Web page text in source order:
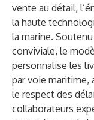
vente au détail,
la haute
la marine.
conviviale, le
personnalise les
par voie maritime,
le respect des
collaborateurs